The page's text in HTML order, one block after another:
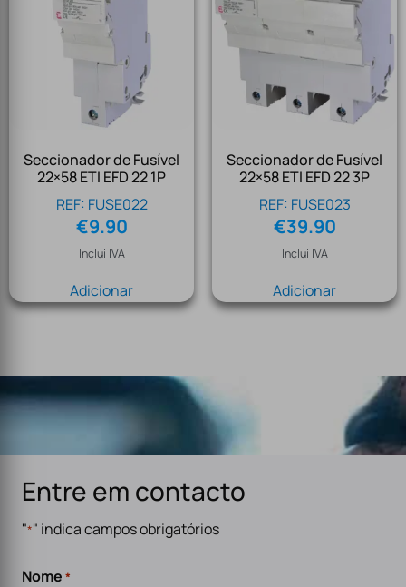
Seccionador de Fusível
22×58 ETI EFD 22 1P
REF: FUSE022
€9.90
Inclui IVA
Adicionar
Seccionador de Fusível
22×58 ETI EFD 22 3P
REF: FUSE023
€39.90
Inclui IVA
Adicionar
Entre em contacto
"*" indica campos obrigatórios
Nome *